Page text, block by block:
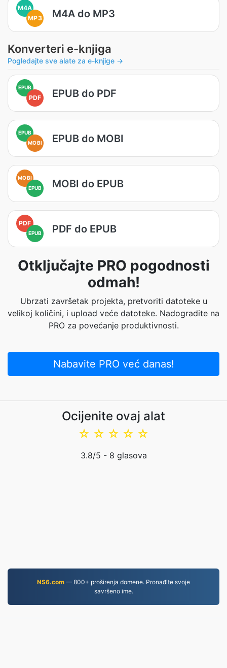
M4A
MP3
M4A do MP3
Konverteri e-knjiga
Pogledajte sve alate za e-knjige →
EPUB
PDF EPUB do PDF
EPUB
MOBI
EPUB do MOBI
MOBI
EPUB
MOBI do EPUB
PDF
EPUB PDF do EPUB
Otključajte PRO pogodnosti
odmah!
Ubrzati završetak projekta, pretvoriti datoteke u
velikoj količini, i upload veće datoteke. Nadogradite na
PRO za povećanje produktivnosti.
Nabavite PRO već danas!
Ocijenite ovaj alat
☆
☆
☆
☆
☆
3.8/5 - 8 glasova
NS6.com — 800+ proširenja domene. Pronađite svoje
savršeno ime.